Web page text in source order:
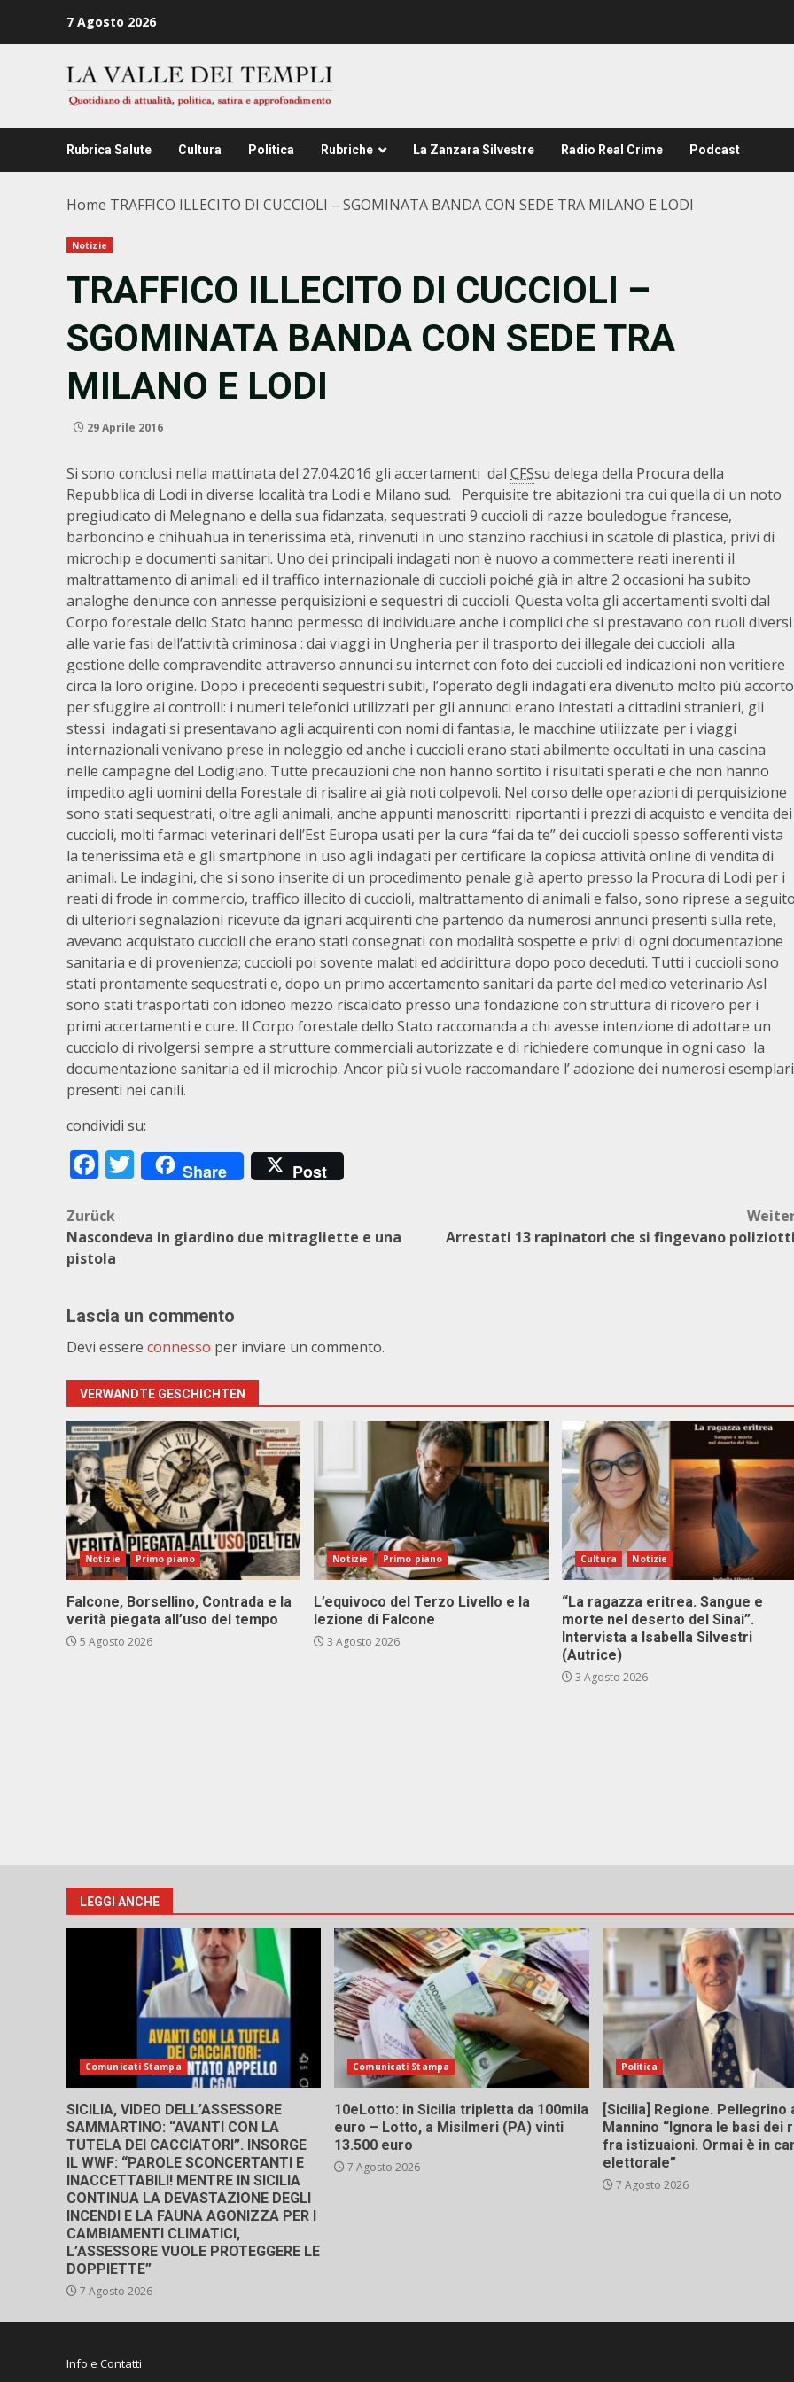
7 Agosto 2026
Rubrica Salute Cultura Politica Rubriche La Zanzara Silvestre Radio Real Crime Podcast
Home TRAFFICO ILLECITO DI CUCCIOLI – SGOMINATA BANDA CON SEDE TRA MILANO E LODI
Notizie
TRAFFICO ILLECITO DI CUCCIOLI –
SGOMINATA BANDA CON SEDE TRA
MILANO E LODI
29 Aprile 2016
Si sono conclusi nella mattinata del 27.04.2016 gli accertamenti dal CFSsu delega della Procura della
Repubblica di Lodi in diverse località tra Lodi e Milano sud. Perquisite tre abitazioni tra cui quella di un noto
pregiudicato di Melegnano e della sua fidanzata, sequestrati 9 cuccioli di razze bouledogue francese,
barboncino e chihuahua in tenerissima età, rinvenuti in uno stanzino racchiusi in scatole di plastica, privi di
microchip e documenti sanitari. Uno dei principali indagati non è nuovo a commettere reati inerenti il
maltrattamento di animali ed il traffico internazionale di cuccioli poiché già in altre 2 occasioni ha subito
analoghe denunce con annesse perquisizioni e sequestri di cuccioli. Questa volta gli accertamenti svolti dal
Corpo forestale dello Stato hanno permesso di individuare anche i complici che si prestavano con ruoli diversi
alle varie fasi dell’attività criminosa : dai viaggi in Ungheria per il trasporto dei illegale dei cuccioli alla
gestione delle compravendite attraverso annunci su internet con foto dei cuccioli ed indicazioni non veritiere
circa la loro origine. Dopo i precedenti sequestri subiti, l’operato degli indagati era divenuto molto più accorto
per sfuggire ai controlli: i numeri telefonici utilizzati per gli annunci erano intestati a cittadini stranieri, gli
stessi indagati si presentavano agli acquirenti con nomi di fantasia, le macchine utilizzate per i viaggi
internazionali venivano prese in noleggio ed anche i cuccioli erano stati abilmente occultati in una cascina
nelle campagne del Lodigiano. Tutte precauzioni che non hanno sortito i risultati sperati e che non hanno
impedito agli uomini della Forestale di risalire ai già noti colpevoli. Nel corso delle operazioni di perquisizione
sono stati sequestrati, oltre agli animali, anche appunti manoscritti riportanti i prezzi di acquisto e vendita dei
cuccioli, molti farmaci veterinari dell’Est Europa usati per la cura “fai da te” dei cuccioli spesso sofferenti vista
la tenerissima età e gli smartphone in uso agli indagati per certificare la copiosa attività online di vendita di
animali. Le indagini, che si sono inserite di un procedimento penale già aperto presso la Procura di Lodi per i
reati di frode in commercio, traffico illecito di cuccioli, maltrattamento di animali e falso, sono riprese a
di ulteriori segnalazioni ricevute da ignari acquirenti che partendo da numerosi annunci presenti sulla rete,
avevano acquistato cuccioli che erano stati consegnati con modalità sospette e privi di ogni documentazione
sanitaria e di provenienza; cuccioli poi sovente malati ed addirittura dopo poco deceduti. Tutti i cuccioli sono
stati prontamente sequestrati e, dopo un primo accertamento sanitari da parte del medico veterinario Asl
sono stati trasportati con idoneo mezzo riscaldato presso una fondazione con struttura di ricovero per i
primi accertamenti e cure. Il Corpo forestale dello Stato raccomanda a chi avesse intenzione di adottare un
cucciolo di rivolgersi sempre a strutture commerciali autorizzate e di richiedere comunque in ogni caso la
documentazione sanitaria ed il microchip. Ancor più si vuole raccomandare l’ adozione dei numerosi esemplari
presenti nei canili.
condividi su:
Facebook
Twitter
Share Post
Beitragsnavigation
Zurück
Nascondeva in giardino due mitragliette e una
pistola
Arrestati 13 rapinatori che si fingevano
Lascia un commento
Devi essere connesso per inviare un commento.
VERWANDTE GESCHICHTEN
Notizie Primo piano
Falcone, Borsellino, Contrada e la
verità piegata all’uso del tempo
5 Agosto 2026
Notizie Primo piano
L’equivoco del Terzo Livello e la
lezione di Falcone
3 Agosto 2026
Cultura Notizie
“La ragazza eritrea. Sangue e
morte nel deserto del Sinai”.
Intervista a Isabella Silvestri
(Autrice)
3 Agosto 2026
LEGGI ANCHE
Comunicati Stampa
SICILIA, VIDEO DELL’ASSESSORE
SAMMARTINO: “AVANTI CON LA
TUTELA DEI CACCIATORI”. INSORGE
IL WWF: “PAROLE SCONCERTANTI E
INACCETTABILI! MENTRE IN SICILIA
CONTINUA LA DEVASTAZIONE DEGLI
INCENDI E LA FAUNA AGONIZZA PER I
CAMBIAMENTI CLIMATICI,
L’ASSESSORE VUOLE PROTEGGERE LE
DOPPIETTE”
7 Agosto 2026
Comunicati Stampa
10eLotto: in Sicilia tripletta da 100mila
euro – Lotto, a Misilmeri (PA) vinti
13.500 euro
7 Agosto 2026
Politica
[Sicilia] Regione. Pellegrino
Mannino “Ignora le basi dei
fra istizuaioni. Ormai è in
elettorale”
7 Agosto 2026
Info e Contatti